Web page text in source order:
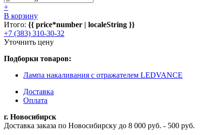
+
В корзину
Итого: {{ price*number | localeString }}
+7 (383) 310-30-32
Уточнить цену
Подборки товаров:
Лампа накаливания с отражателем LEDVANCE
Доставка
Оплата
г. Новосибирск
Доставка заказа по Новосибирску до 8 000 руб. - 500 руб.